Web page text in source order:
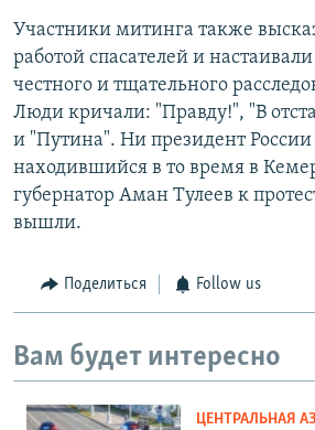
Участники митинга также
работой спасателей и
честного и тщательного
Люди кричали: "Правду!", "В
и "Путина". Ни президент
находившийся в то время в
губернатор Аман Тулеев к
вышли.
Поделиться Follow us
Вам будет интересно
ЦЕНТРАЛЬНАЯ